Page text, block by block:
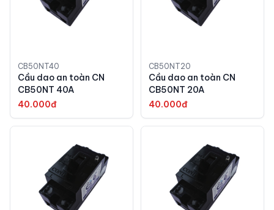
CB50NT40
Cầu dao an toàn CN
CB50NT 40A
40.000đ
CB50NT20
Cầu dao an toàn CN
CB50NT 20A
40.000đ